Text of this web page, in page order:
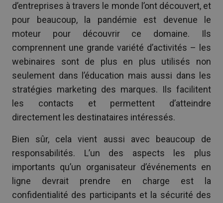
d’entreprises à travers le monde l’ont découvert, et
pour beaucoup, la pandémie est devenue le
moteur pour découvrir ce domaine. Ils
comprennent une grande variété d’activités – les
webinaires sont de plus en plus utilisés non
seulement dans l’éducation mais aussi dans les
stratégies marketing des marques. Ils facilitent
les contacts et permettent d’atteindre
directement les destinataires intéressés.
Bien sûr, cela vient aussi avec beaucoup de
responsabilités. L’un des aspects les plus
importants qu’un organisateur d’événements en
ligne devrait prendre en charge est la
confidentialité des participants et la sécurité des